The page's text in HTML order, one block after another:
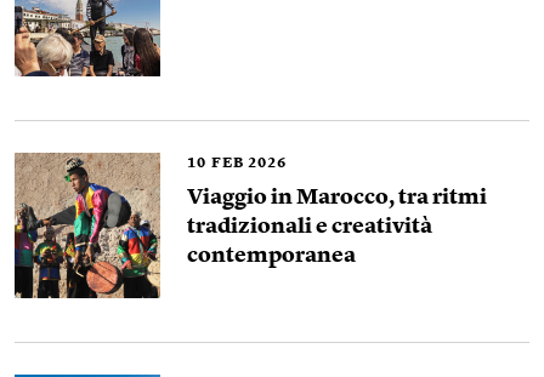
10 FEB 2026
Viaggio in Marocco, tra ritmi
tradizionali e creatività
contemporanea